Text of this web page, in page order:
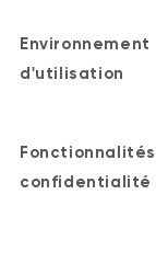
Environnement
d'utilisation
confidentialité